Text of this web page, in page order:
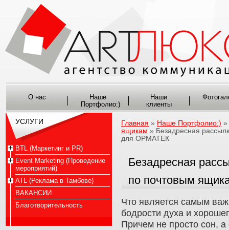
О нас
Наше
Портфолио:)
Наши
клиенты
Главная » Наше Портфолио:) »
ящикам » Безадресная
для ОРМАТЕК
Безадресная
по почтовым
Что является самым
бодрости духа и
Причем не просто сон,
УСЛУГИ
BTL (Маркетинг и PR)
Event Marketing (Проведение
мероприятий)
ATL (Реклама в Тамбове)
ВАКАНСИИ
Благотворительность